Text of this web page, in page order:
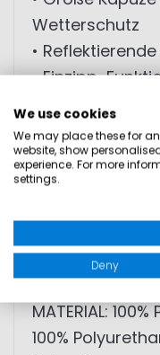
Wetterschutz
•
• Einzipp-
Innenjacke
• Optimierte
• Individuelle
• Entwickelt
Hafenbehörden
MATERIAL:
100%
We use cookies
We may place these for
website, show
experience. For more
settings.
Deny